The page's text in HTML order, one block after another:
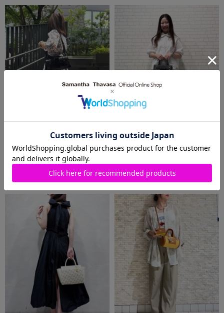
2026.08.07
Samantha Thavasa Petit
Choice
Samantha Thavasa